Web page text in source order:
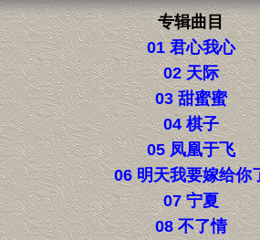
专辑曲目
01 君心我心
02 天际
03 甜蜜蜜
04 棋子
05 凤凰于飞
06 明天我要嫁给你
07 宁夏
08 不了情